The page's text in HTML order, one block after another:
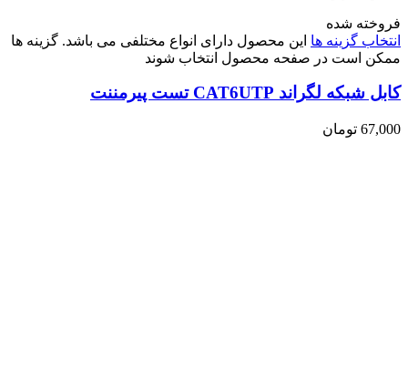
فروخته شده
انتخاب گزینه ها این محصول دارای انواع مختلفی می باشد. گزینه ها
ممکن است در صفحه محصول انتخاب شوند
کابل شبکه لگراند CAT6UTP تست پیرمننت
67,000 تومان